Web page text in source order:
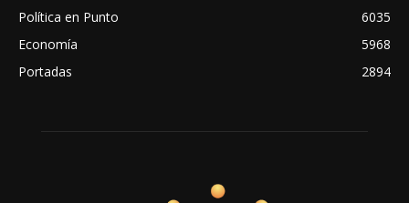
Política en Punto
6035
Economía
5968
Portadas
2894